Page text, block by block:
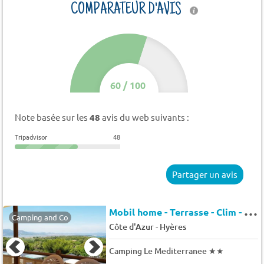
COMPARATEUR D'AVIS
60/100
Note basée sur les 48 avis du web suivants :
Tripadvisor 48
Partager un avis
Camping and Co M
obil home - Terrasse - Clim - TV 4 pers.
Côte d'Azur- Hyères
Camping Le Mediterranee ★★